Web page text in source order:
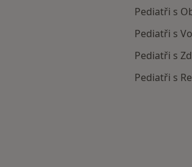
Pediatři s
Pediatři s
Pediatři s
Pediatři s